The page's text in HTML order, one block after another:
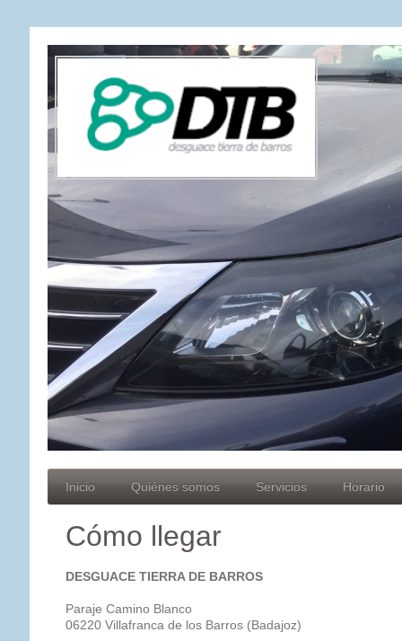
Inicio Quiénes somos Servicios Horario
Cómo llegar
DESGUACE TIERRA DE BARROS
Paraje Camino Blanco
06220 Villafranca de los Barros (Badajoz)